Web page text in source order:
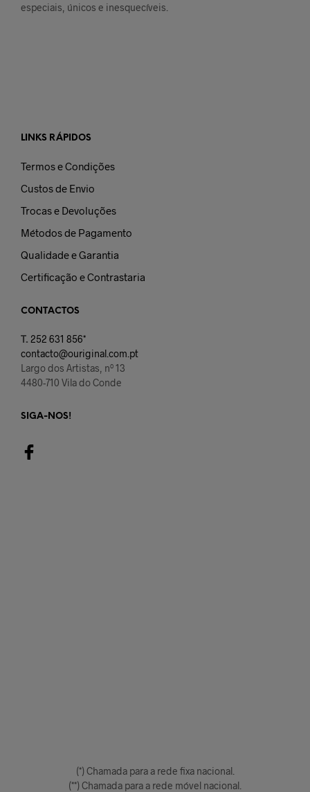
especiais, únicos e inesquecíveis.
LINKS RÁPIDOS
Termos e Condições
Custos de Envio
Trocas e Devoluções
Métodos de Pagamento
Qualidade e Garantia
Certificação e Contrastaria
CONTACTOS
T. 252 631 856*
contacto@ouriginal.com.pt
Largo dos Artistas, nº 13
4480-710 Vila do Conde
SIGA-NOS!
(*) Chamada para a rede fixa nacional.
(**) Chamada para a rede móvel nacional.